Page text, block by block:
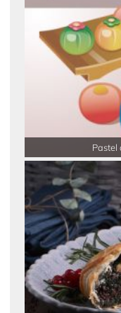
Pastel